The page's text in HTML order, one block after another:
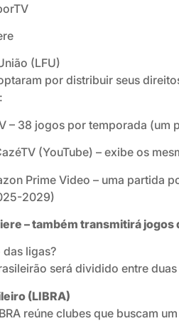
(LFU)
por distribuir seus
– 38 jogos por temporada (um
(YouTube) – exibe os
Prime Video – uma partida
2029)
– também transmitirá jogos
ligas?
será dividido entre
(LIBRA)
reúne clubes que buscam